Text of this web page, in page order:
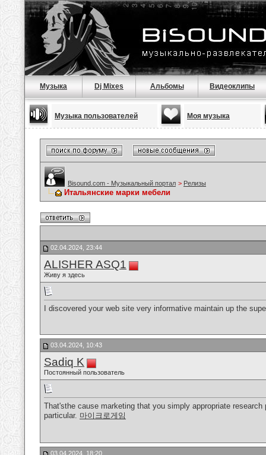
Музыка Dj Mixes Альбомы Видеоклипы
Музыка пользователей Моя музыка
Bisound.com - Музыкальный портал > Релизы
Итальянские марки мебели
02.04.2024, 23:44
ALISHER ASQ1
Живу я здесь
I discovered your web site very informative maintain up the
03.04.2024, 10:43
Sadiq K
Постоянный пользователь
That'sthe cause marketing that you simply appropriate
particular. 마이크로게임
03.04.2024, 18:20